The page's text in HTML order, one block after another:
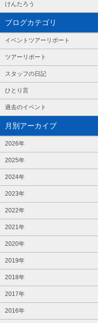
けんたろう
ブログカテゴリ
イベントツアーリポート
ツアーリポート
スタッフの日記
ひとり言
過去のイベント
月別アーカイブ
2026年
2025年
2024年
2023年
2022年
2021年
2020年
2019年
2018年
2017年
2016年